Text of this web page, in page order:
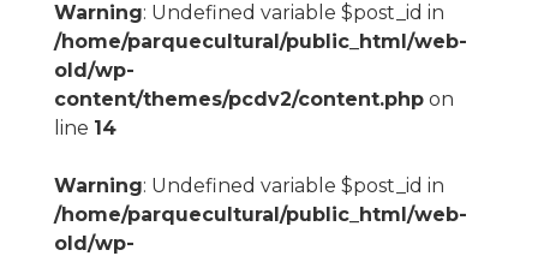
Warning: Undefined variable $post_id in
/home/parquecultural/public_html/web-
old/wp-
content/themes/pcdv2/content.phpon
line 14
Warning: Undefined variable $post_id in
/home/parquecultural/public_html/web-
old/wp-